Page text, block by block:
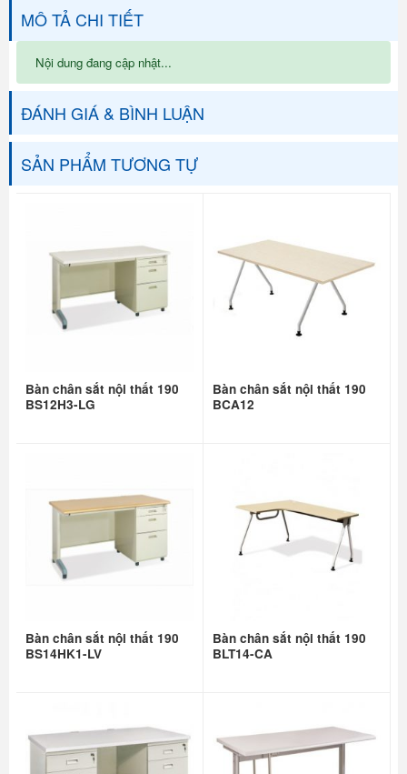
MÔ TẢ CHI TIẾT
Nội dung đang cập nhật...
ĐÁNH GIÁ & BÌNH LUẬN
SẢN PHẨM TƯƠNG TỰ
Bàn chân sắt nội thất 190
BS12H3-LG
Bàn chân sắt nội thất 190
BCA12
Bàn chân sắt nội thất 190
BS14HK1-LV
Bàn chân sắt nội thất 190
BLT14-CA